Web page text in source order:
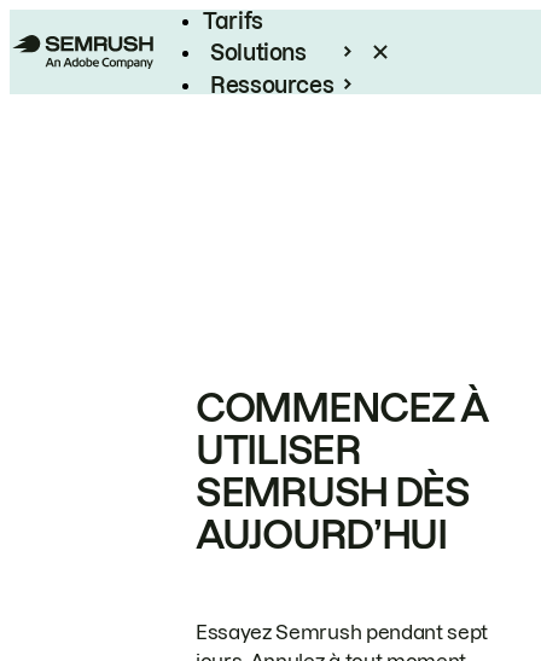
Tarifs
Solutions
Ressources
COMMENCEZ À
UTILISER
SEMRUSH DÈS
AUJOURD’HUI
Essayez Semrush pendant sept